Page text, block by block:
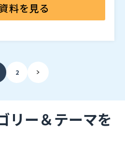
リティや品質向上が重要視され
ます。
ェーン問題」につながってしま
問題が引き起こす弊害には
スとセキュリティの低下です。
ってしまい、最悪の場合、不慮
多大な損失を生んでしまうこと
するのは非常に困難であり、人
ところまで複雑化してしまって
のツールをバラバラに管理する
ります。
提供している統合プラットフォ
ながら昨今の開発に求められる
を実現する方法をご紹介しま
企業様でシステム開発に携わる
。
活用研究所（） マジセミ株式
料を見る
2
リー＆テーマを